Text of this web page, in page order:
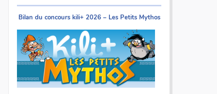
Bilan du concours kili+ 2026 – Les Petits Mythos